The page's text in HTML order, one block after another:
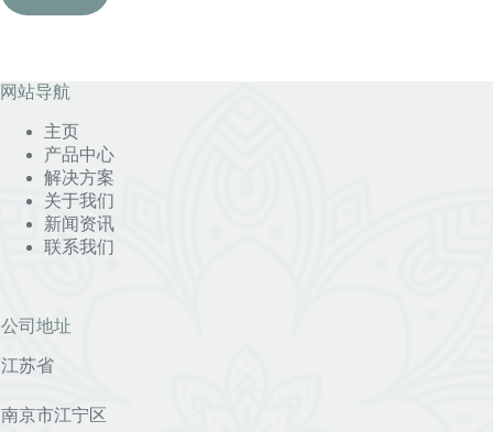
网站导航
主页
产品中心
解决方案
关于我们
新闻资讯
联系我们
公司地址
江苏省
南京市江宁区